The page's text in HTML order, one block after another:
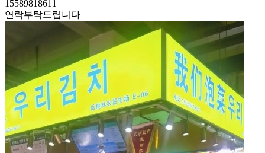
15589818611
연락부탁드립니다